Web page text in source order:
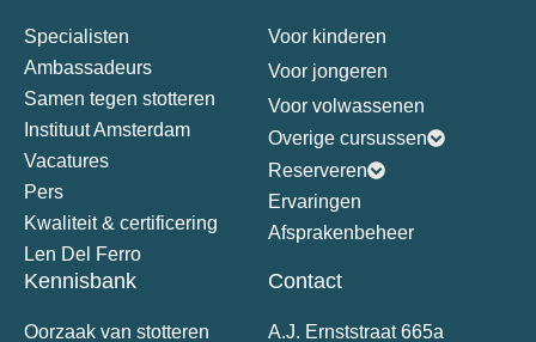
Specialisten
Ambassadeurs
Samen tegen stotteren
Instituut Amsterdam
Vacatures
Pers
Kwaliteit & certificering
Len Del Ferro
Voor kinderen
Voor jongeren
Voor volwassenen
Overige cursussen
Reserveren
Ervaringen
Afsprakenbeheer
Kennisbank
Oorzaak van stotteren
Contact
A.J. Ernststraat 665a